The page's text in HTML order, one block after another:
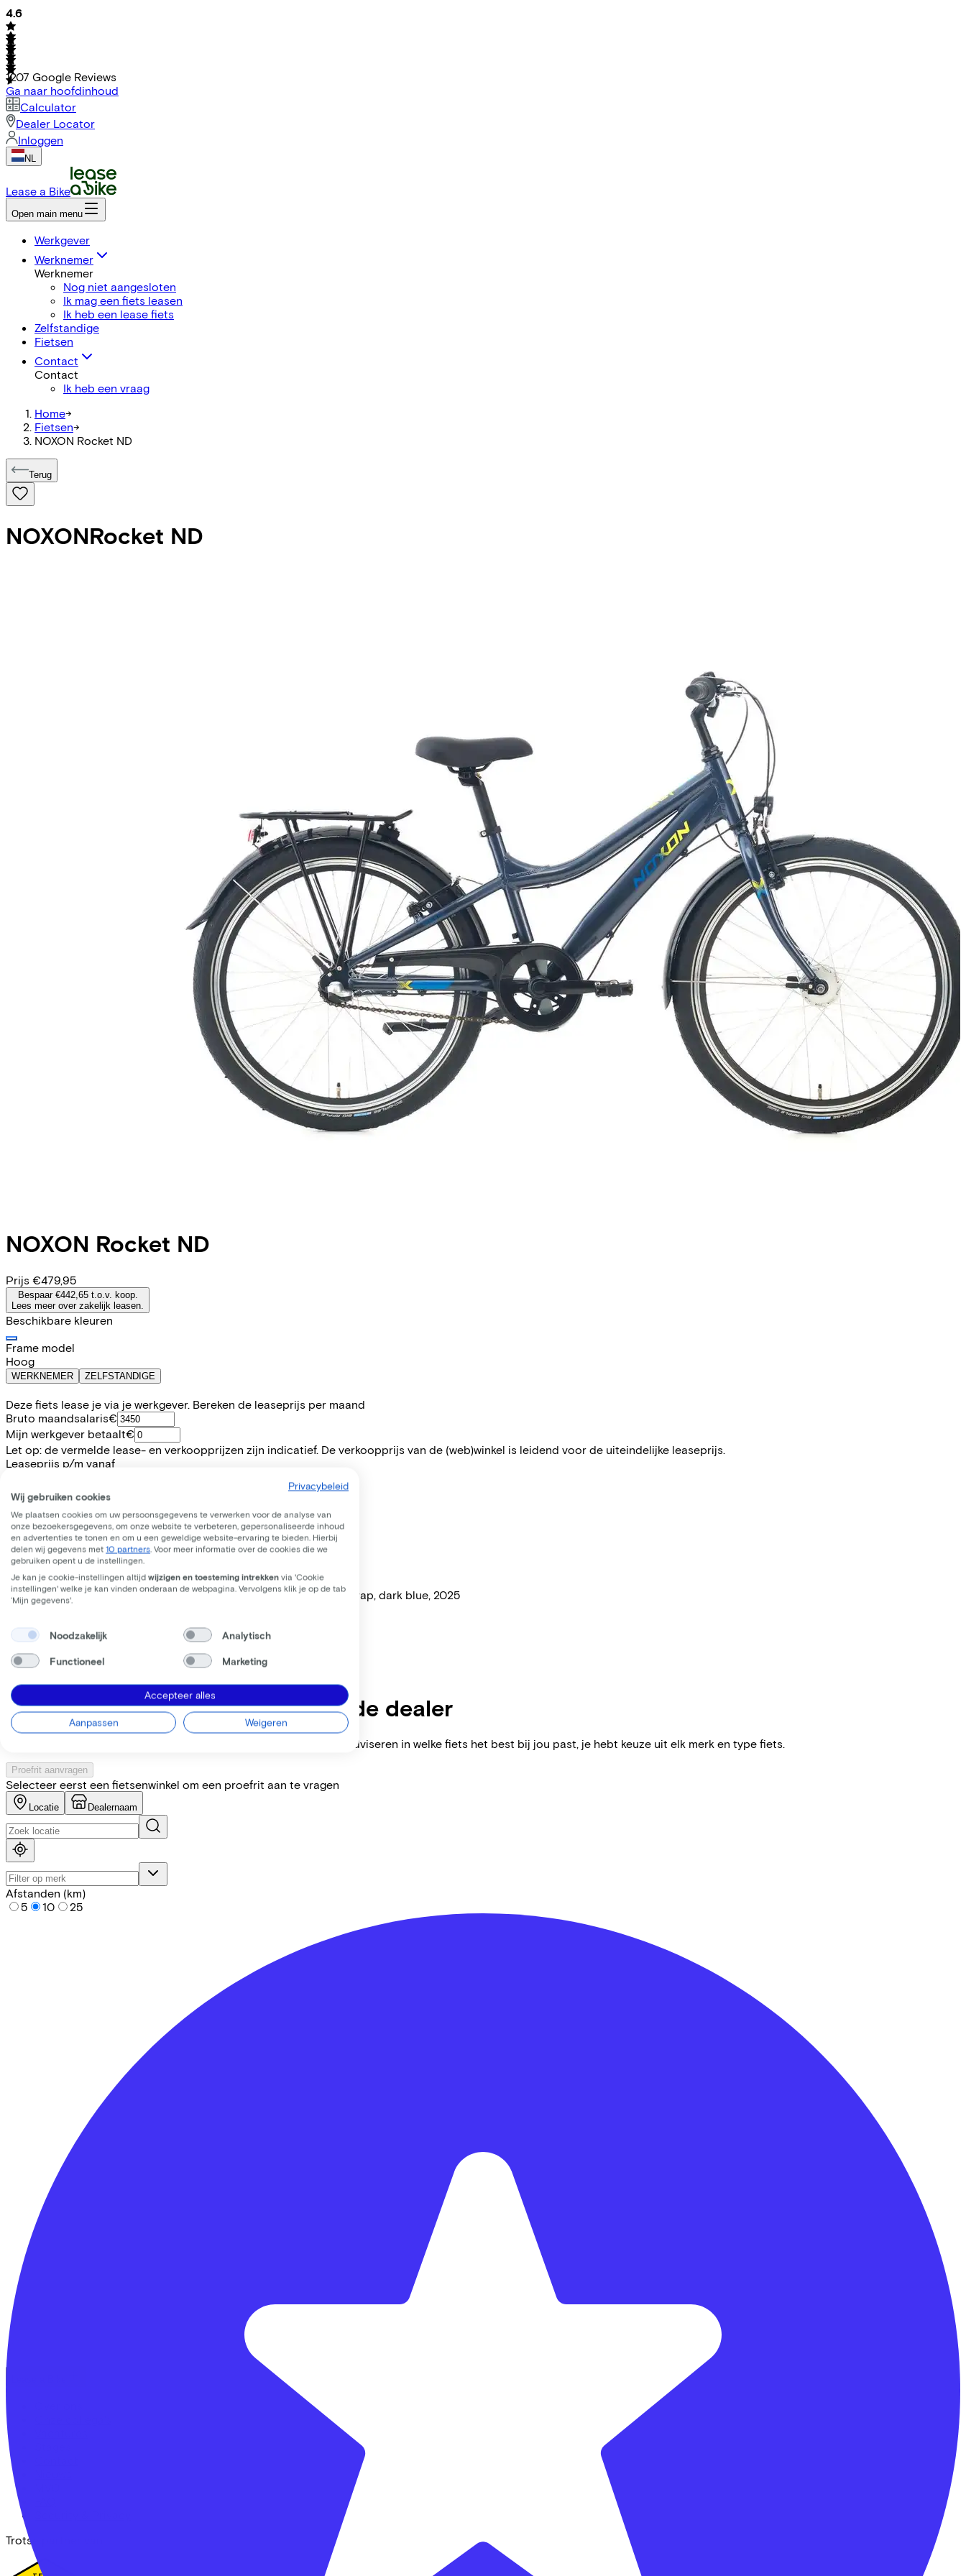
4.6
1207 Google Reviews
Ga naar hoofdinhoud
Calculator
Dealer Locator
Inloggen
NL
Lease a Bike
Open main menu
Werkgever
Werknemer
Werknemer
Nog niet aangesloten
Ik mag een fiets leasen
Ik heb een lease fiets
Zelfstandige
Fietsen
Contact
Contact
Ik heb een vraag
Home->
Fietsen->
NOXON Rocket ND
Terug
NOXONRocket ND
NOXON Rocket ND
Prijs €479,95
Bespaar €442,65 t.o.v. koop.
Lees meer over zakelijk leasen.
Beschikbare kleuren
Frame model
Hoog
WERKNEMER ZELFSTANDIGE
Deze fiets lease je via je werkgever. Bereken de leaseprijs per maand
Bruto maandsalaris€
Mijn werkgever betaalt€
Let op: de vermelde lease- en verkoopprijzen zijn indicatief. De verkoopprijs van de (web)winkel is leidend voor de uiteindelijke leaseprijs.
Leaseprijs p/m vanaf
Incl. Service & verzekeringspakket
Overnameprijs na 3 jaar:
Informatie
+−
NOXON Rocket ND , 20" - 29cm , 3-speed SHIMANO "Nexus" terugtrap, dark blue, 2025
Specificaties
−
Vind de fiets bij de dichtstbijzijnde dealer
Let op! Niet elke fiets is op voorraad. Laat je door onze partners adviseren in welke fiets het best bij jou past, je hebt keuze uit elk merk en type fiets.
Proefrit aanvragen
Selecteer eerst een fietsenwinkel om een proefrit aan te vragen
Locatie Dealernaam
Afstanden (km)
5
10 25
Trotse partner van
Privacybeleid
Wij gebruiken cookies
We plaatsen cookies om uw persoonsgegevens te verwerken voor de analyse van
onze bezoekersgegevens, om onze website te verbeteren, gepersonaliseerde inhoud
en advertenties te tonen en om u een geweldige website-ervaring te bieden. Hierbij
delen wij gegevens met 10 partners . Voor meer informatie over de cookies die we
gebruiken opent u de instellingen.
Je kan je cookie-instellingen altijd wijzigen en toesteming intrekken via 'Cookie
instellingen' welke je kan vinden onderaan de webpagina. Vervolgens klik je op de tab
‘Mijn gegevens'.
Noodzakelijk Analytisch
Functioneel Marketing
Accepteer alles
Aanpassen Weigeren